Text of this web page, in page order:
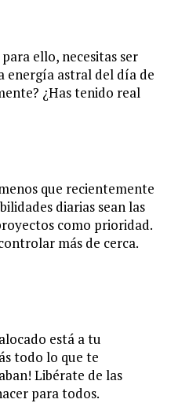
ello, necesitas ser
energía astral del día de
¿Has tenido real
que recientemente
diarias sean las
como prioridad.
más de cerca.
está a tu
todo lo que te
Libérate de las
para todos.